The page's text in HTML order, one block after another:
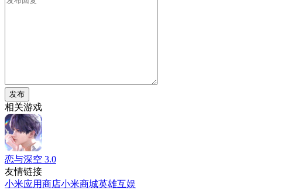
发布
相关游戏
恋与深空 3.0
友情链接
小米应用商店小米商城英雄互娱